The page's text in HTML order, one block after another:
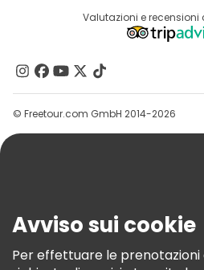
Programma Di Affiliazione
Destinazioni
Contattaci
Gruppi
Aiuto
Termini E Condizioni
Informativa Sui Cookie
Valutazioni e
© Freetour.com GmbH 2014-2026
Avviso sui cookie
Per effettuare le prenotazioni